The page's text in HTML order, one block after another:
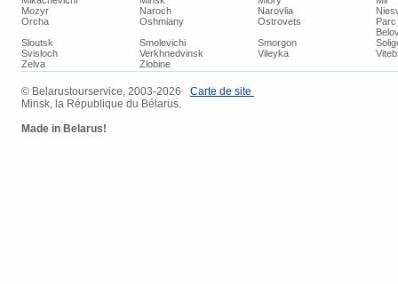
Mozyr
Naroch Narovlia
Orcha
Oshmiany Ostrovets
Parc
Sloutsk
Smolevichi Smorgon
Svisloch
Verkhnedvinsk Vileyka
Zelva
Zlobine
© Belarustourservice, 2003-2026
Minsk, la République du Bélarus.
Made in Belarus!
Carte de site